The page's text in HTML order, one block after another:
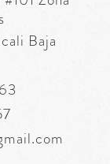
Baja